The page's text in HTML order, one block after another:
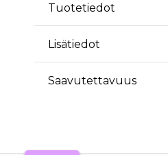
Tuotetiedot
Lisätiedot
Saavutettavuus